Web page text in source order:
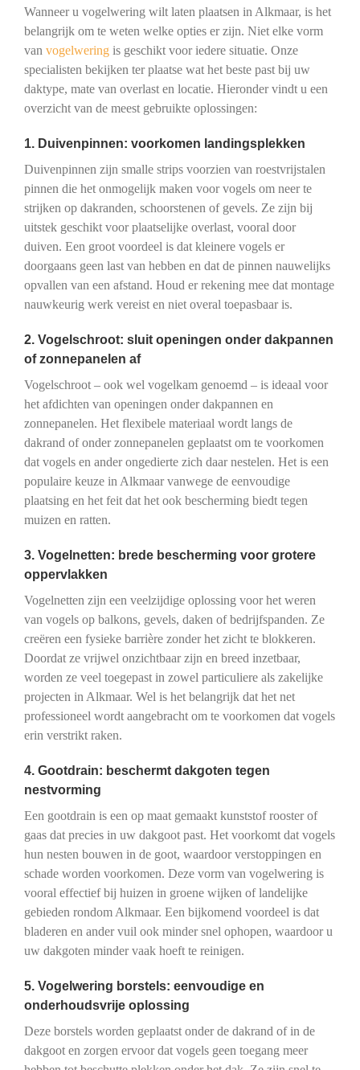
Wanneer u vogelwering wilt laten plaatsen in Alkmaar, is het
belangrijk om te weten welke opties er zijn. Niet elke vorm
van vogelweringis geschikt voor iedere situatie. Onze
specialisten bekijken ter plaatse wat het beste past bij uw
daktype, mate van overlast en locatie. Hieronder vindt u een
overzicht van de meest gebruikte oplossingen:
1. Duivenpinnen: voorkomen landingsplekken
Duivenpinnen zijn smalle strips voorzien van roestvrijstalen
pinnen die het onmogelijk maken voor vogels om neer te
strijken op dakranden, schoorstenen of gevels. Ze zijn bij
uitstek geschikt voor plaatselijke overlast, vooral door
duiven. Een groot voordeel is dat kleinere vogels er
doorgaans geen last van hebben en dat de pinnen nauwelijks
opvallen van een afstand. Houd er rekening mee dat montage
nauwkeurig werk vereist en niet overal toepasbaar is.
2. Vogelschroot: sluit openingen onder dakpannen
of zonnepanelen af
Vogelschroot – ook wel vogelkam genoemd – is ideaal voor
het afdichten van openingen onder dakpannen en
zonnepanelen. Het flexibele materiaal wordt langs de
dakrand of onder zonnepanelen geplaatst om te voorkomen
dat vogels en ander ongedierte zich daar nestelen. Het is een
populaire keuze in Alkmaar vanwege de eenvoudige
plaatsing en het feit dat het ook bescherming biedt tegen
muizen en ratten.
3. Vogelnetten: brede bescherming voor grotere
oppervlakken
Vogelnetten zijn een veelzijdige oplossing voor het weren
van vogels op balkons, gevels, daken of bedrijfspanden. Ze
creëren een fysieke barrière zonder het zicht te blokkeren.
Doordat ze vrijwel onzichtbaar zijn en breed inzetbaar,
worden ze veel toegepast in zowel particuliere als zakelijke
projecten in Alkmaar. Wel is het belangrijk dat het net
professioneel wordt aangebracht om te voorkomen dat vogels
erin verstrikt raken.
4. Gootdrain: beschermt dakgoten tegen
nestvorming
Een gootdrain is een op maat gemaakt kunststof rooster of
gaas dat precies in uw dakgoot past. Het voorkomt dat vogels
hun nesten bouwen in de goot, waardoor verstoppingen en
schade worden voorkomen. Deze vorm van vogelwering is
vooral effectief bij huizen in groene wijken of landelijke
gebieden rondom Alkmaar. Een bijkomend voordeel is dat
bladeren en ander vuil ook minder snel ophopen, waardoor u
uw dakgoten minder vaak hoeft te reinigen.
5. Vogelwering borstels: eenvoudige en
onderhoudsvrije oplossing
Deze borstels worden geplaatst onder de dakrand of in de
dakgoot en zorgen ervoor dat vogels geen toegang meer